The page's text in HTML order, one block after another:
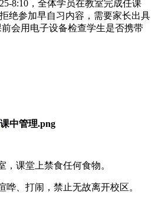
8:10，全体学员在教室完成任课
绝参加早自习内容，需要家长出具
会用电子设备检查学生是否携带
，课堂上禁食任何食物。
哗、打闹，禁止无故离开校区。